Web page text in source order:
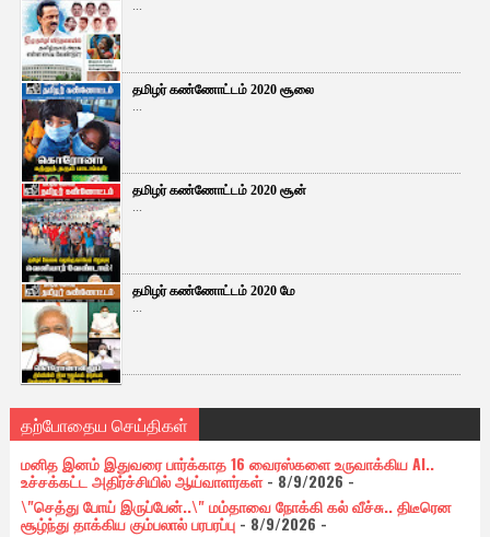
தமிழர் கண்ணோட்டம் 2020 சூலை
தமிழர் கண்ணோட்டம் 2020 சூன்
தமிழர் கண்ணோட்டம் 2020 மே
தற்போதைய செய்திகள்
மனித இனம் இதுவரை பார்க்காத 16 வைரஸ்களை உருவாக்கிய AI..
உச்சக்கட்ட அதிர்ச்சியில் ஆய்வாளர்கள்- 8/9/2026-
\"செத்து போய் இருப்பேன்..\" மம்தாவை நோக்கி கல் வீச்சு.. திடீரென
சூழ்ந்து தாக்கிய கும்பலால் பரபரப்பு- 8/9/2026 -